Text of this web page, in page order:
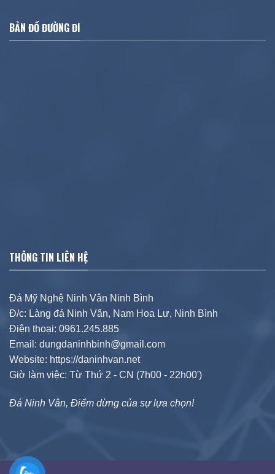
BẢN ĐỒ ĐƯỜNG ĐI
THÔNG TIN LIÊN HỆ
Đá Mỹ Nghệ Ninh Vân Ninh Bình
Đ/c: Làng đá Ninh Vân, Nam Hoa Lư, Ninh Bình
Điện thoại: 0961.245.885
Email: dungdaninhbinh@gmail.com
Website: https://daninhvan.net
Giờ làm việc: Từ Thứ 2 - CN (7h00 - 22h00')
Đá Ninh Vân, Điểm dừng của sự lựa chọn!